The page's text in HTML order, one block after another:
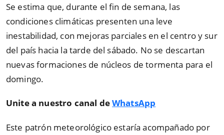
Se estima que, durante el fin de semana, las
condiciones climáticas presenten una leve
inestabilidad, con mejoras parciales en el centro y sur
del país hacia la tarde del sábado. No se descartan
nuevas formaciones de núcleos de tormenta para el
domingo.
Unite a nuestro canal deWhatsApp
Este patrón meteorológico estaría acompañado por